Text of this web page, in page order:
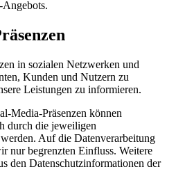
Angebots.
in sozialen Netzwerken und
Kunden und Nutzern zu
Leistungen zu informieren.
Media-Präsenzen können
durch die jeweiligen
Auf die Datenverarbeitung
nur begrenzten Einfluss. Weitere
den Datenschutzinformationen der